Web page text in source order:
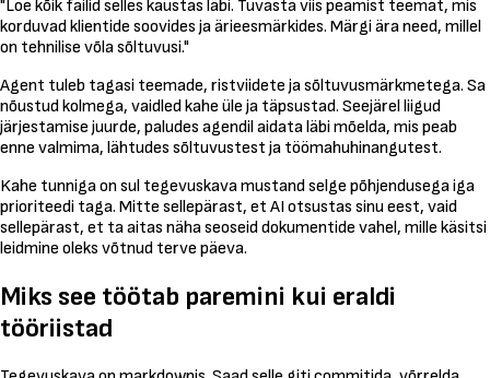
"Loe kõik failid selles kaustas läbi. Tuvasta viis peamist teemat, mis
korduvad klientide soovides ja ärieesmärkides. Märgi ära need, millel
on tehnilise võla sõltuvusi."
Agent tuleb tagasi teemade, ristviidete ja sõltuvusmärkmetega. Sa
nõustud kolmega, vaidled kahe üle ja täpsustad. Seejärel liigud
järjestamise juurde, paludes agendil aidata läbi mõelda, mis peab
enne valmima, lähtudes sõltuvustest ja töömahuhinangutest.
Kahe tunniga on sul tegevuskava mustand selge põhjendusega iga
prioriteedi taga. Mitte sellepärast, et AI otsustas sinu eest, vaid
sellepärast, et ta aitas näha seoseid dokumentide vahel, mille käsitsi
leidmine oleks võtnud terve päeva.
Miks see töötab paremini kui eraldi
tööriistad